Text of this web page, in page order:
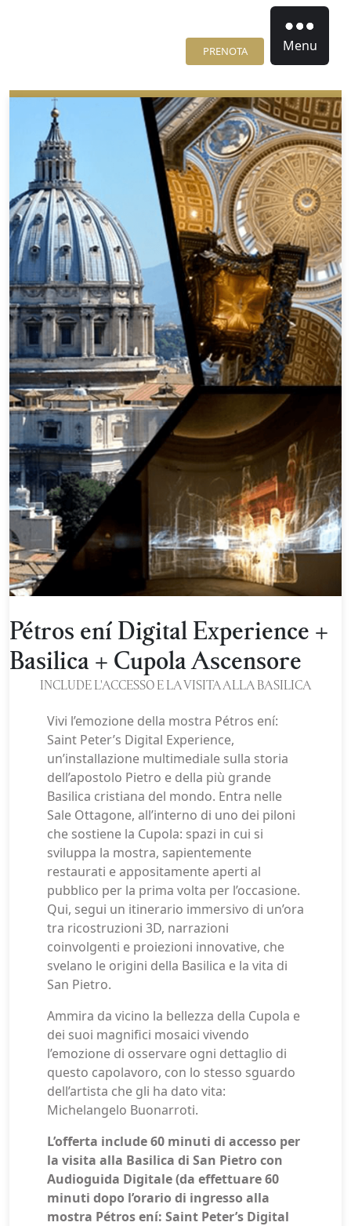
PRENOTA Menu
Pétros ení Digital Experience +
Basilica + Cupola Ascensore
INCLUDE L'ACCESSO E LA VISITA ALLA BASILICA
Vivi l’emozione della mostra Pétros ení:
Saint Peter’s Digital Experience,
un’installazione multimediale sulla storia
dell’apostolo Pietro e della più grande
Basilica cristiana del mondo. Entra nelle
Sale Ottagone, all’interno di uno dei piloni
che sostiene la Cupola: spazi in cui si
sviluppa la mostra, sapientemente
restaurati e appositamente aperti al
pubblico per la prima volta per l’occasione.
Qui, segui un itinerario immersivo di un’ora
tra ricostruzioni 3D, narrazioni
coinvolgenti e proiezioni innovative, che
svelano le origini della Basilica e la vita di
San Pietro.
Ammira da vicino la bellezza della Cupola e
dei suoi magnifici mosaici vivendo
l’emozione di osservare ogni dettaglio di
questo capolavoro, con lo stesso sguardo
dell’artista che gli ha dato vita:
Michelangelo Buonarroti.
L’offerta include 60 minuti di accesso per
la visita alla Basilica di San Pietro con
Audioguida Digitale (da effettuare 60
minuti dopo l’orario di ingresso alla
mostra Pétros ení: Saint Peter’s Digital